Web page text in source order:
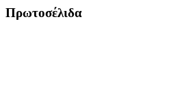
Πρωτοσέλιδα